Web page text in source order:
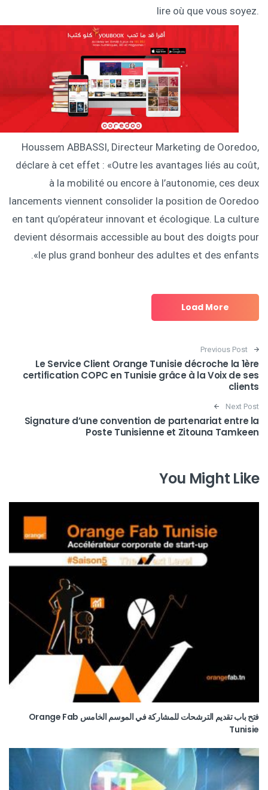
lire où que vous soyez.
Houssem ABBASSI, Directeur Marketing de Ooredoo,
déclare à cet effet : «Outre les avantages liés au coût,
à la mobilité ou encore à l’autonomie, ces deux
lancements viennent consolider la position de Ooredoo
en tant qu’opérateur innovant et écologique. La culture
devient désormais accessible au bout des doigts pour
le plus grand bonheur des adultes et des enfants».
Load More
Post navigation
Previous Post
Le Service Client Orange Tunisie décroche la 1ère
certification COPC en Tunisie grâce à la Voix de ses
clients
Next Post
Signature d’une convention de partenariat entre la
Poste Tunisienne et Zitouna Tamkeen
You Might Like
فتح باب تقديم الترشحات للمشاركة في الموسم الخامس Orange Fab
Tunisie